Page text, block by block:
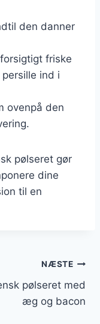
den danner
friske
ind i
ovenpå den
pølseret gør
dine
til en
NÆSTE
pølseret med
æg og bacon